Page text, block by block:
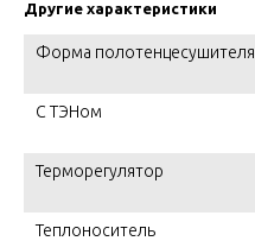
Другие характеристики
Форма полотенцесушителя
С ТЭНом
Терморегулятор
Теплоноситель